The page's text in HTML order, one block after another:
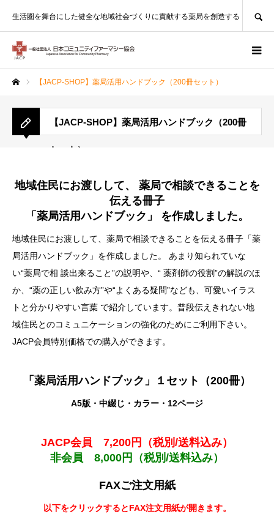
生活圏を舞台にした健全な地域社会づくりに貢献する薬局を創造する
【JACP-SHOP】薬局活用ハンドブック（200冊セット）
【JACP-SHOP】薬局活用ハンドブック（200冊
セット）
地域住民にお渡しして、 薬局で相談できることを
伝える冊子
「薬局活用ハンドブック」 を作成しました。
地域住民にお渡しして、薬局で相談できることを伝える冊子「薬
局活用ハンドブック」を作成しました。 あまり知られていな
い“薬局で相 談出来ること”の説明や、“ 薬剤師の役割”の解説のほ
か、“薬の正しい飲み方”や“よくある疑問”なども、可愛いイラス
トと分かりやすい言葉 で紹介しています。普段伝えきれない地
域住民とのコミュニケーションの強化のためにご利用下さい。
JACP会員特別価格での購入ができます。
「薬局活用ハンドブック」１セット（200冊）
A5版・中綴じ・カラー・12ページ
JACP会員 7,200円（税別/送料込み）
非会員 8,000円（税別/送料込み）
FAXご注文用紙
以下をクリックするとFAX注文用紙が開きます。